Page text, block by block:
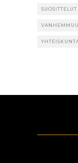
SUOSITTELUT